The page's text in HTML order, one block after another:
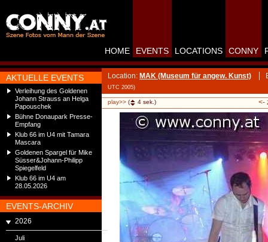
AKTUELLE EVENTS
Verleihung des Goldenen
Johann Strauss an Helga
Papouschek
Bühne Donaupark Presse-
Empfang
Klub 66 im U4 mit Tamara
Mascara
Goldenen Spargel für Mike
Süsser&Johann-Philipp
Spiegelfeld
Klub 66 im U4 am
28.05.2026
EVENTS-ARCHIV
2026
Juli
HOME EVENTS LOCATIONS CONNY
Location: MAK (Museum für angew. Kunst)
UTC 2005)
play>> ( 4 sek.) <-